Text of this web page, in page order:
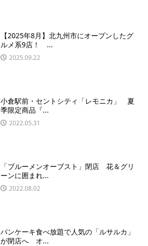
【2025年8月】北九州市にオープンしたグ
ルメ系9店！ ...
2025.09.22
小倉駅前・セントシティ「レモニカ」 夏
季限定商品『...
2022.05.31
「ブルーメンオーブスト」閉店 花＆グリ
ーンに囲まれ...
2022.08.02
パンケーキ食べ放題で人気の「ルサルカ」
が閉店へ オ...